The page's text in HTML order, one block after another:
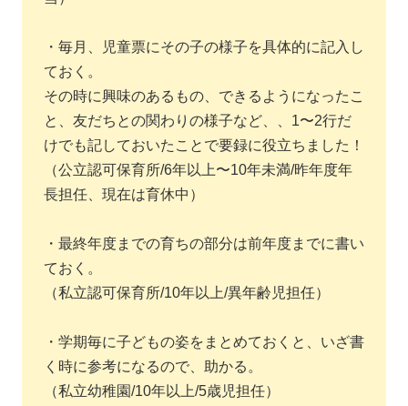
・毎月、児童票にその子の様子を具体的に記入し
ておく。
その時に興味のあるもの、できるようになったこ
と、友だちとの関わりの様子など、、1〜2行だ
けでも記しておいたことで要録に役立ちました！
（公立認可保育所/6年以上〜10年未満/昨年度年
長担任、現在は育休中）
・最終年度までの育ちの部分は前年度までに書い
ておく。
（私立認可保育所/10年以上/異年齢児担任）
・学期毎に子どもの姿をまとめておくと、いざ書
く時に参考になるので、助かる。
（私立幼稚園/10年以上/5歳児担任）